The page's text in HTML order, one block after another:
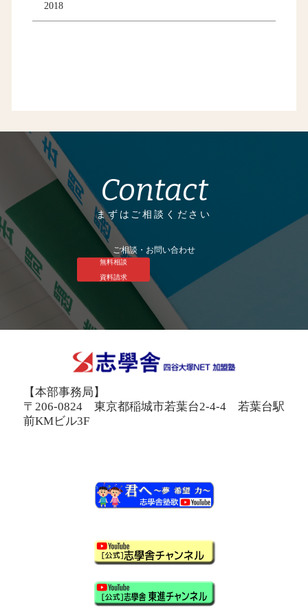
2018
Contact
まずはご相談ください
ご相談・お問い合わせ
無料相談
資料請求
【本部事務局】
〒206-0824 東京都稲城市若葉台2-4-4 若葉台駅
前KMビル3F